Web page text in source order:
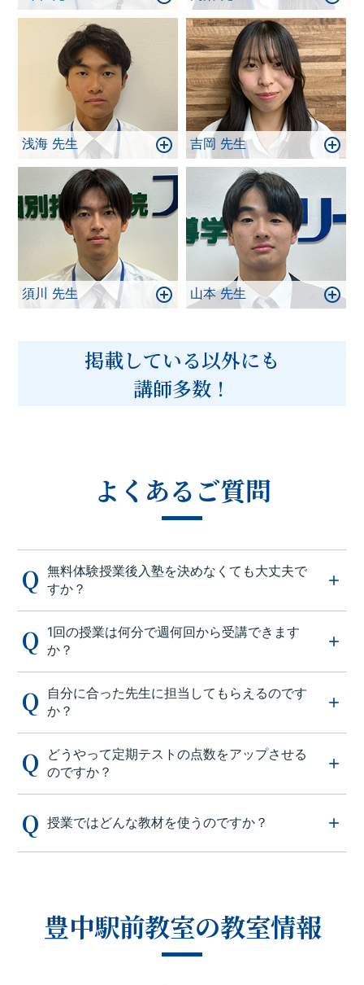
浅海 先生 吉岡 先生
須川 先生 山本 先生
掲載している以外にも
講師多数！
よくあるご質問
無料体験授業後入塾を決めなくても大丈夫で
すか？
1回の授業は何分で週何回から受講できます
か？
自分に合った先生に担当してもらえるのです
か？
どうやって定期テストの点数をアップさせる
のですか？
授業ではどんな教材を使うのですか？
豊中駅前教室の教室情報